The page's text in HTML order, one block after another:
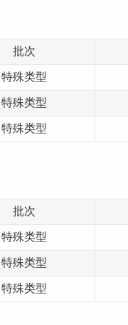
批次
特殊类型
特殊类型
特殊类型
批次
特殊类型
特殊类型
特殊类型